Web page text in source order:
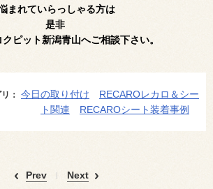
まれていらっしゃる方は
是非
ピット新潟青山へご相談下さい。
： 今日の取り付け
RECAROレカロ＆シー
ト関連
RECAROシート装着事例
Prev Next